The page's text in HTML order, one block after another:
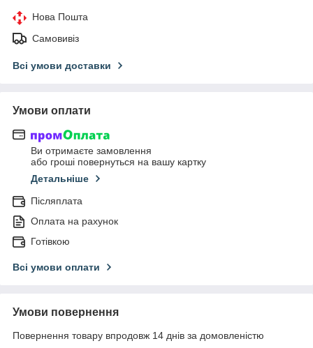
Нова Пошта
Самовивіз
Всі умови доставки
Умови оплати
Ви отримаєте замовлення
або гроші повернуться на вашу картку
Детальніше
Післяплата
Оплата на рахунок
Готівкою
Всі умови оплати
Умови повернення
Повернення товару впродовж 14 днів за домовленістю